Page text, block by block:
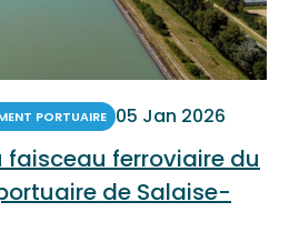
PORTUAIRE 05 Jan 2026
faisceau ferroviaire du
de Salaise-